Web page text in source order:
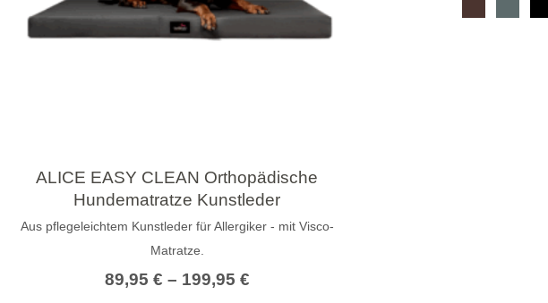
ALICE EASY CLEAN Orthopädische
Hundematratze Kunstleder
Aus pflegeleichtem Kunstleder für Allergiker - mit Visco-
Matratze.
89,95 € – 199,95 €